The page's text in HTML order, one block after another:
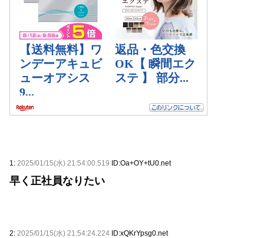
1: 2025/01/15(水) 21:54:00.519 ID:Oa+OY+tU0.net
早く正社員なりたい
2: 2025/01/15(水) 21:54:24.224 ID:xQKrYpsg0.net